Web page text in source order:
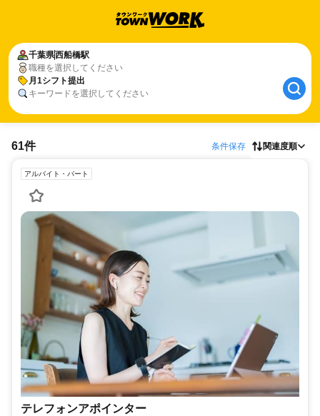
千葉県西船橋駅
職種を選択してください
月1シフト提出
キーワードを選択してください
61件 条件保存 関連度順
アルバイト・パート
テレフォンアポインター